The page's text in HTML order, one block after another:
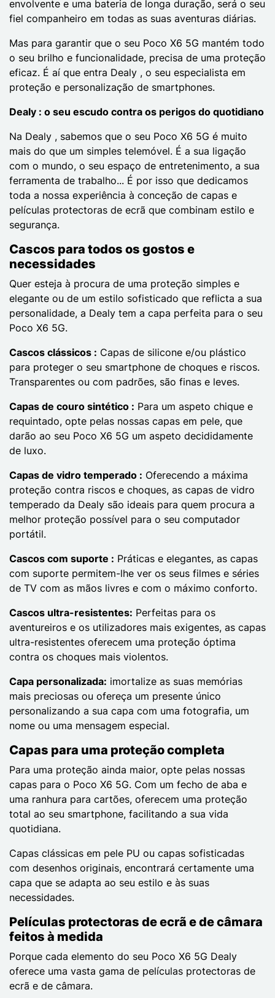
envolvente e uma bateria de longa duração, será o seu
fiel companheiro em todas as suas aventuras diárias.
Mas para garantir que o seu Poco X6 5G mantém todo
o seu brilho e funcionalidade, precisa de uma proteção
eficaz. É aí que entra Dealy , o seu especialista em
proteção e personalização de smartphones.
Dealy : o seu escudo contra os perigos do quotidiano
Na Dealy , sabemos que o seu Poco X6 5G é muito
mais do que um simples telemóvel. É a sua ligação
com o mundo, o seu espaço de entretenimento, a sua
ferramenta de trabalho... É por isso que dedicamos
toda a nossa experiência à conceção de capas e
películas protectoras de ecrã que combinam estilo e
segurança.
Cascos para todos os gostos e
necessidades
Quer esteja à procura de uma proteção simples e
elegante ou de um estilo sofisticado que reflicta a sua
personalidade, a Dealy tem a capa perfeita para o seu
Poco X6 5G.
Cascos clássicos : Capas de silicone e/ou plástico
para proteger o seu smartphone de choques e riscos.
Transparentes ou com padrões, são finas e leves.
Capas de couro sintético : Para um aspeto chique e
requintado, opte pelas nossas capas em pele, que
darão ao seu Poco X6 5G um aspeto decididamente
de luxo.
Capas de vidro temperado : Oferecendo a máxima
proteção contra riscos e choques, as capas de vidro
temperado da Dealy são ideais para quem procura a
melhor proteção possível para o seu computador
portátil.
Cascos com suporte : Práticas e elegantes, as capas
com suporte permitem-lhe ver os seus filmes e séries
de TV com as mãos livres e com o máximo conforto.
Cascos ultra-resistentes: Perfeitas para os
aventureiros e os utilizadores mais exigentes, as capas
ultra-resistentes oferecem uma proteção óptima
contra os choques mais violentos.
Capa personalizada: imortalize as suas memórias
mais preciosas ou ofereça um presente único
personalizando a sua capa com uma fotografia, um
nome ou uma mensagem especial.
Capas para uma proteção completa
Para uma proteção ainda maior, opte pelas nossas
capas para o Poco X6 5G. Com um fecho de aba e
uma ranhura para cartões, oferecem uma proteção
total ao seu smartphone, facilitando a sua vida
quotidiana.
Capas clássicas em pele PU ou capas sofisticadas
com desenhos originais, encontrará certamente uma
capa que se adapta ao seu estilo e às suas
necessidades.
Películas protectoras de ecrã e de câmara
feitos à medida
Porque cada elemento do seu Poco X6 5G Dealy
oferece uma vasta gama de películas protectoras de
ecrã e de câmara.